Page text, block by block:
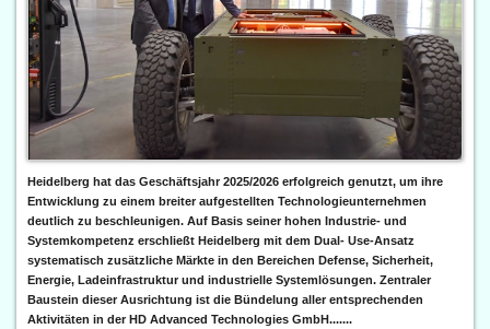
Heidelberg hat das Geschäftsjahr 2025/2026 erfolgreich genutzt, um ihre
Entwicklung zu einem breiter aufgestellten Technologieunternehmen
deutlich zu beschleunigen. Auf Basis seiner hohen Industrie- und
Systemkompetenz erschließt Heidelberg mit dem Dual- Use-Ansatz
systematisch zusätzliche Märkte in den Bereichen Defense, Sicherheit,
Energie, Ladeinfrastruktur und industrielle Systemlösungen. Zentraler
Baustein dieser Ausrichtung ist die Bündelung aller entsprechenden
Aktivitäten in der HD Advanced Technologies GmbH.......